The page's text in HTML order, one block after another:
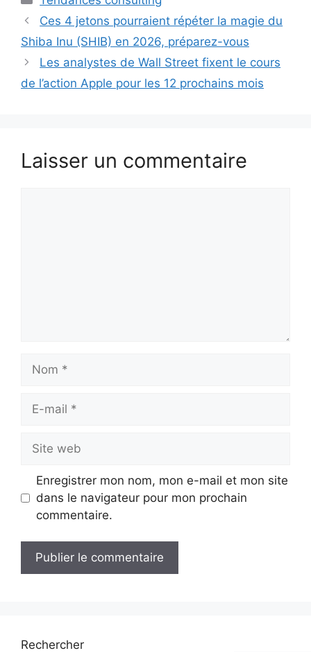
Ces 4 jetons pourraient répéter la magie du
Shiba Inu (SHIB) en 2026, préparez-vous
Les analystes de Wall Street fixent le cours
de l’action Apple pour les 12 prochains mois
Laisser un commentaire
mail
web
Enregistrer mon nom, mon e-mail et mon site
dans le navigateur pour mon prochain
commentaire.
Rechercher